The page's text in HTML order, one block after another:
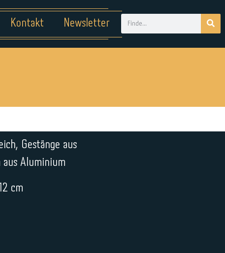
Kontakt Newsletter
Gestänge aus
aus Aluminium
cm